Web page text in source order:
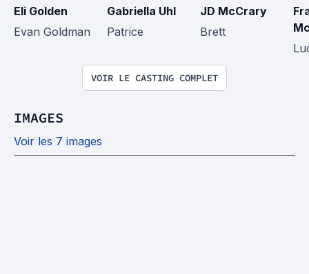
Eli Golden
Evan Goldman
Gabriella Uhl
Patrice
JD McCrary
Brett
VOIR LE CASTING COMPLET
IMAGES
Voir les 7 images